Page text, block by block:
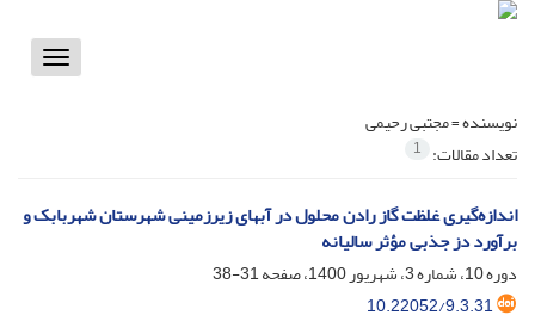
Toggle
نویسنده =مجتبی رحیمی
تعداد مقالات: 1
اندازه‌‎گیری غلظت گاز رادن محلول در آب‎های زیرزمینی شهرستان شهربابک و
برآورد دز جذبی مؤثر سالیانه
دوره 10، شماره 3، شهریور 1400، صفحه
31-38
10.22052/9.3.31